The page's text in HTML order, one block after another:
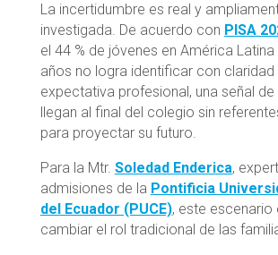
La incertidumbre es real y
investigada. De acuerdo con PISA
el 44 % de jóvenes en América
años no logra identificar con claridad
expectativa profesional, una señal
llegan al final del colegio sin
para proyectar su futuro.
Para la Mtr. Soledad Enderica,
admisiones de la Pontificia
del Ecuador (PUCE), este escenario
cambiar el rol tradicional de las